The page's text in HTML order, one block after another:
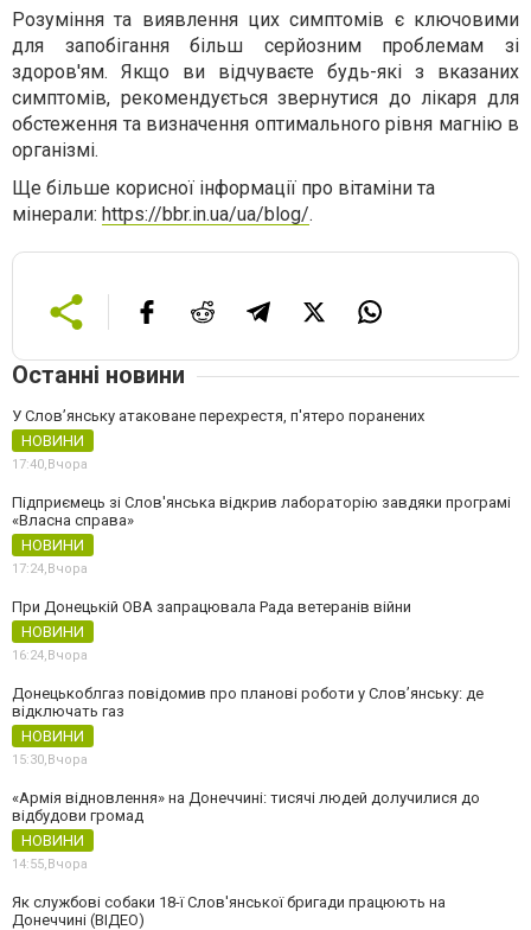
Розуміння та виявлення цих симптомів є ключовими
для запобігання більш серйозним проблемам зі
здоров'ям. Якщо ви відчуваєте будь-які з вказаних
симптомів, рекомендується звернутися до лікаря для
обстеження та визначення оптимального рівня магнію в
організмі.
Ще більше корисної інформації про вітаміни та
мінерали: https://bbr.in.ua/ua/blog/.
Останні новини
У Слов’янську атаковане перехрестя, п'ятеро поранених
НОВИНИ
17:40,Вчора
Підприємець зі Слов'янська відкрив лабораторію завдяки програмі
«Власна справа»
НОВИНИ
17:24,Вчора
При Донецькій ОВА запрацювала Рада ветеранів війни
НОВИНИ
16:24,Вчора
Донецькоблгаз повідомив про планові роботи у Слов’янську: де
відключать газ
НОВИНИ
15:30,Вчора
«Армія відновлення» на Донеччині: тисячі людей долучилися до
відбудови громад
НОВИНИ
14:55,Вчора
Як службові собаки 18-ї Слов'янської бригади працюють на
Донеччині (ВІДЕО)